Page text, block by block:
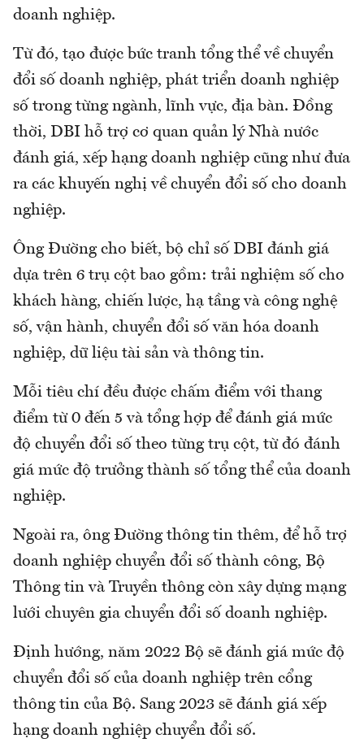
doanh nghiệp.
Từ đó, tạo được bức tranh tổng thể về chuyển
đổi số doanh nghiệp, phát triển doanh nghiệp
số trong từng ngành, lĩnh vực, địa bàn. Đồng
thời, DBI hỗ trợ cơ quan quản lý Nhà nước
đánh giá, xếp hạng doanh nghiệp cũng như đưa
ra các khuyến nghị về chuyển đổi số cho doanh
nghiệp.
Ông Đường cho biết, bộ chỉ số DBI đánh giá
dựa trên 6 trụ cột bao gồm: trải nghiệm số cho
khách hàng, chiến lược, hạ tầng và công nghệ
số, vận hành, chuyển đổi số văn hóa doanh
nghiệp, dữ liệu tài sản và thông tin.
Mỗi tiêu chí đều được chấm điểm với thang
điểm từ 0 đến 5 và tổng hợp để đánh giá mức
độ chuyển đổi số theo từng trụ cột, từ đó đánh
giá mức độ trưởng thành số tổng thể của doanh
nghiệp.
Ngoài ra, ông Đường thông tin thêm, để hỗ trợ
doanh nghiệp chuyển đổi số thành công, Bộ
Thông tin và Truyền thông còn xây dựng mạng
lưới chuyên gia chuyển đổi số doanh nghiệp.
Định hướng, năm 2022 Bộ sẽ đánh giá mức độ
chuyển đổi số của doanh nghiệp trên cổng
thông tin của Bộ. Sang 2023 sẽ đánh giá xếp
hạng doanh nghiệp chuyển đổi số.